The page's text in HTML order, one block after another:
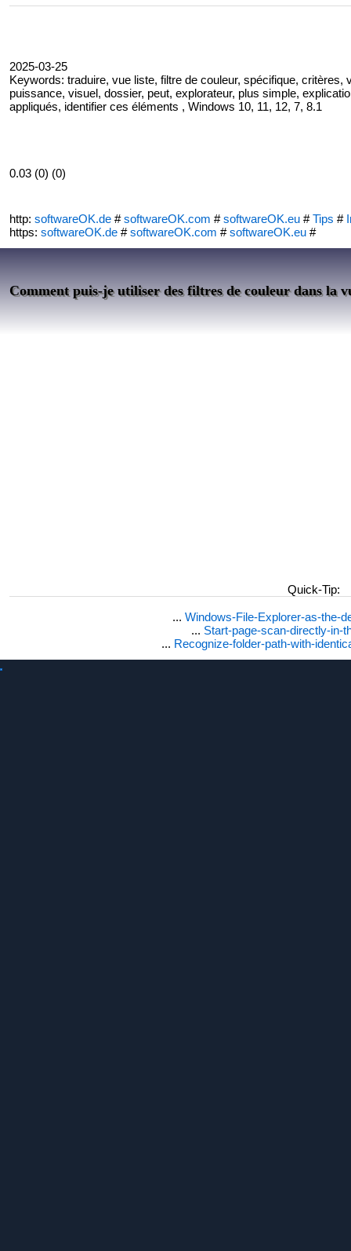
2025-03-25
Keywords: traduire, vue liste, filtre de couleur, spécifique, critères,
puissance, visuel, dossier, peut, explorateur, plus simple,
appliqués, identifier ces éléments , Windows 10, 11, 12, 7, 8.1
0.03 (0) (0)
http: softwareOK.de #softwareOK.com #softwareOK.eu #Tips #
https: softwareOK.de #softwareOK.com #softwareOK.eu #
Comment puis-je utiliser des filtres de couleur dans la
Quick-Tip:
... Windows-File-Explorer-as-the-
... Start-page-scan-directly-in-
... Recognize-folder-path-with-